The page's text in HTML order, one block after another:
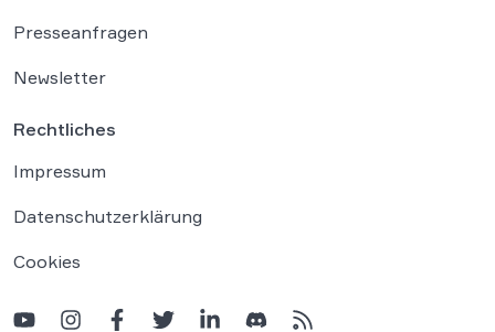
Presseanfragen
Newsletter
Rechtliches
Impressum
Datenschutzerklärung
Cookies